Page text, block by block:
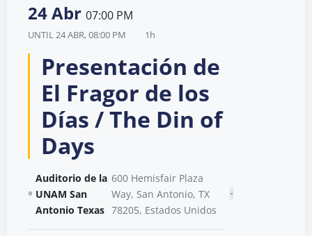
24 Abr 07:00 PM
UNTIL24 ABR, 08:00 PM 1h
Presentación de
El Fragor de los
Días / The Din of
Days
Auditorio de la
UNAM San
Antonio Texas
600 Hemisfair Plaza
Way, San Antonio, TX
78205, Estados Unidos